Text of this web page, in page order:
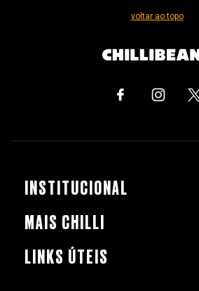
voltar ao topo
INSTITUCIONAL
MAIS CHILLI
LINKS ÚTEIS